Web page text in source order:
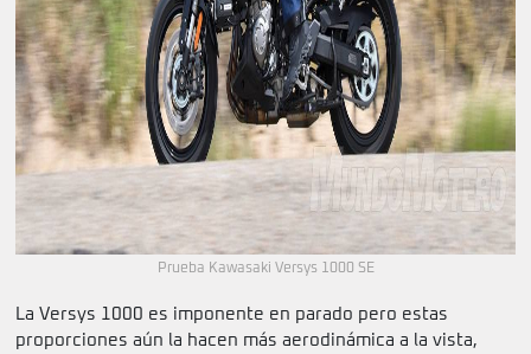
Prueba Kawasaki Versys 1000 SE
La Versys 1000 es imponente en parado pero estas
proporciones aún la hacen más aerodinámica a la vista,